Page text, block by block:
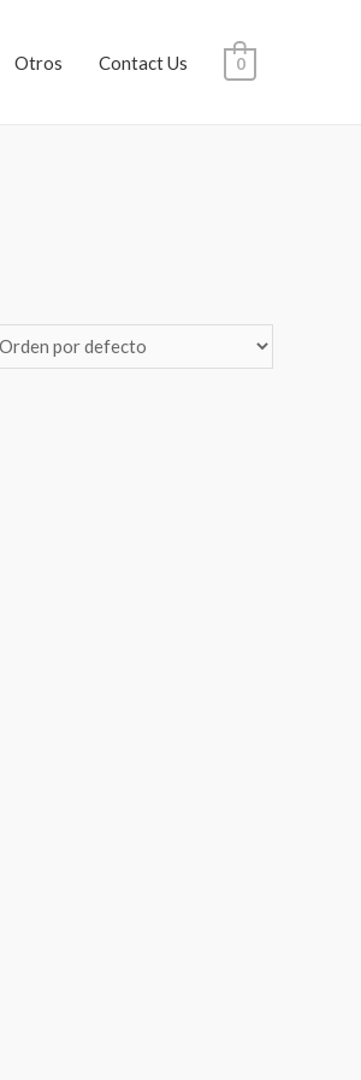
Otros Contact Us 0